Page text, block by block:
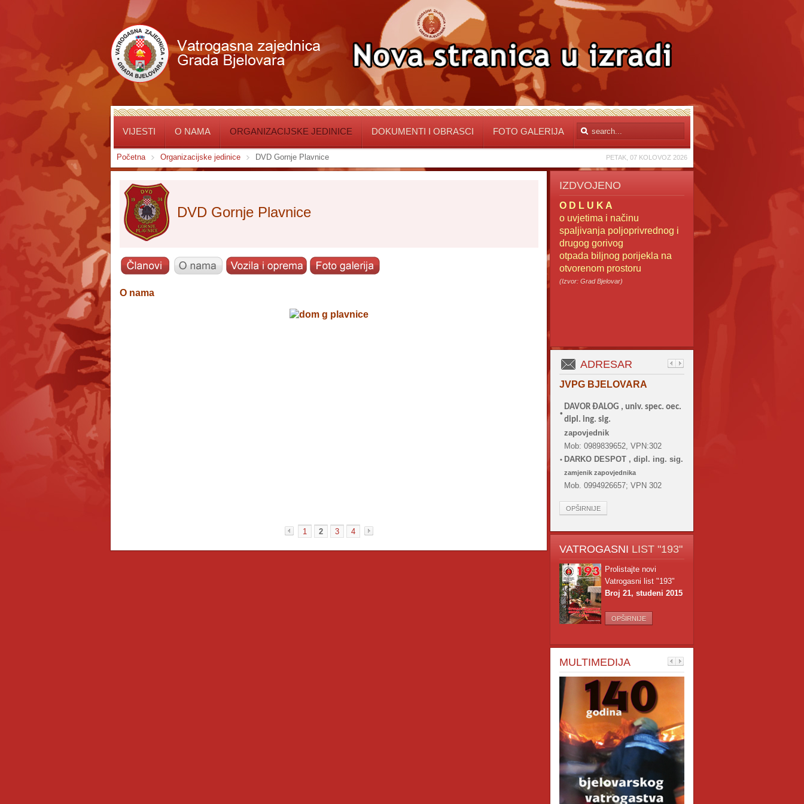
VIJESTI O NAMA ORGANIZACIJSKE JEDINICE DOKUMENTI I OBRASCI FOTO GALERIJA
PETAK, 07 KOLOVOZ 2026
Početna Organizacijske jedinice DVD Gornje Plavnice
DVD Gornje Plavnice
O nama
«
1 2 3 4
IZDVOJENO
O D L U K A
o uvjetima i načinu
spaljivanja poljoprivrednog i
drugog gorivog
otpada biljnog porijekla na
otvorenom prostoru
(Izvor: Grad Bjelovar)
ADRESAR
JVPG BJELOVARA
•
DAVOR ĐALOG , univ. spec. oec.
dipl. ing. sig.
zapovjednik
Mob: 0989839652, VPN:302
• DARKO DESPOT , dipl. ing. sig.
zamjenik zapovjednika
Mob. 0994926657; VPN 302
OPŠIRNIJE
VATROGASNI LIST "193"
Prolistajte novi
Vatrogasni list "193"
Broj 21, studeni 2015
OPŠIRNIJE
MULTIMEDIJA